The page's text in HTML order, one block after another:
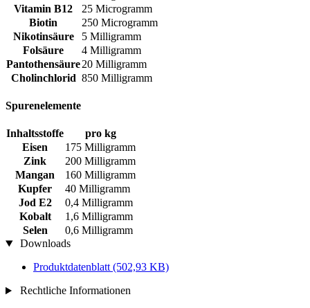
Vitamin B12
25 Microgramm
Biotin
250 Microgramm
Nikotinsäure
5 Milligramm
Folsäure
4 Milligramm
Pantothensäure20 Milligramm
Cholinchlorid 850 Milligramm
Spurenelemente
Inhaltsstoffe
pro kg
Eisen
175 Milligramm
Zink
200 Milligramm
Mangan
160 Milligramm
Kupfer
40 Milligramm
Jod E2
0,4 Milligramm
Kobalt
1,6 Milligramm
Selen
0,6 Milligramm
Downloads
Produktdatenblatt (502,93 KB)
Rechtliche Informationen